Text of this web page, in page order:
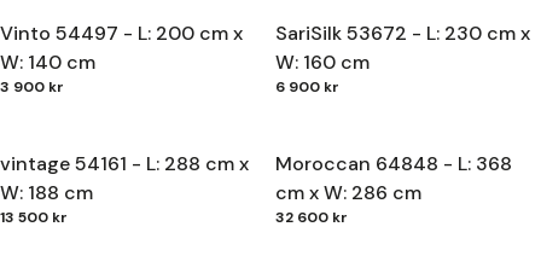
Vinto 54497 - L: 200 cm x
W: 140 cm
3 900 kr
SariSilk 53672 - L: 230 cm x
W: 160 cm
6 900 kr
vintage 54161 - L: 288 cm x
W: 188 cm
13 500 kr
Moroccan 64848 - L: 368
cm x W: 286 cm
32 600 kr